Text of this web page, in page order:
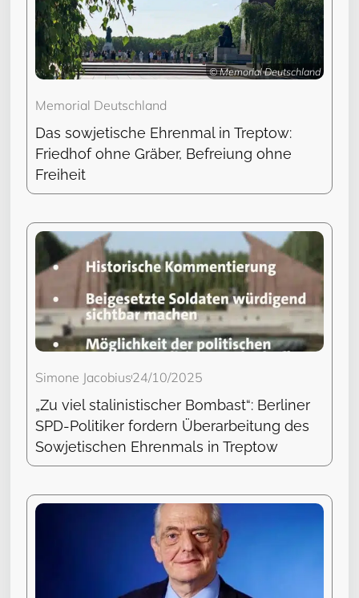
© Memorial Deutschland
Memorial Deutschland
Das sowjetische Ehrenmal in Treptow:
Friedhof ohne Gräber, Befreiung ohne
Freiheit
Simone Jacobius24/10/2025
„Zu viel stalinistischer Bombast“: Berliner
SPD-Politiker fordern Überarbeitung des
Sowjetischen Ehrenmals in Treptow